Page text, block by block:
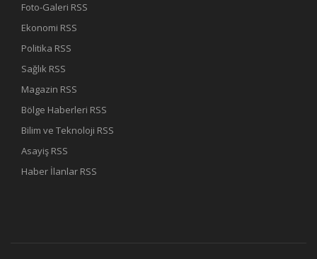
Foto-Galeri RSS
Ekonomi RSS
Politika RSS
Sağlık RSS
Magazin RSS
Bölge Haberleri RSS
Bilim ve Teknoloji RSS
Asayiş RSS
Haber İlanlar RSS